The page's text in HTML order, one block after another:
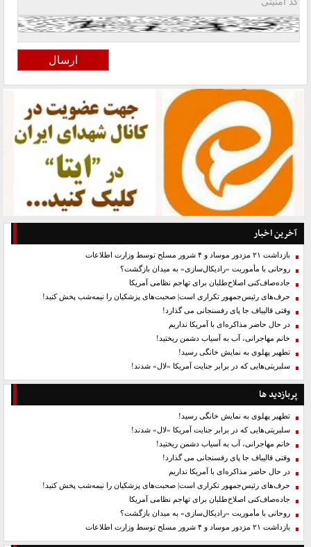
آخرین اخبار
بازداشت ۲۱ مزدور موساد و ۴ شرور مسلح توسط وزارت اطلاعات
روحانی با مأموریت «رادیکال‌سازی» به میدان بازگشت؟
جاده‌صاف‌کنی اصلاح‌طلبان برای تهاجم نظامی آمریکا
حرف‌های رئیس‌جمهور تکراری است| صحبت‌های پزشکیان را نیمه‌شب پخش کنید!
وقتی قالیباف جا پای رفسنجانی می گذارد!
در حال حاضر مذاکره‌ای با آمریکا نداریم
خانم مهاجرانی، آب به آسیاب دشمن ریختید!
تطهیر پهلوی به نمایش خانگی رسید!
سلبریتی‌هایی که در برابر جنایت آمریکا «لال» شدند!
پربازدید ها
تطهیر پهلوی به نمایش خانگی رسید!
سلبریتی‌هایی که در برابر جنایت آمریکا «لال» شدند!
خانم مهاجرانی، آب به آسیاب دشمن ریختید!
وقتی قالیباف جا پای رفسنجانی می گذارد!
در حال حاضر مذاکره‌ای با آمریکا نداریم
حرف‌های رئیس‌جمهور تکراری است| صحبت‌های پزشکیان را نیمه‌شب پخش کنید!
جاده‌صاف‌کنی اصلاح‌طلبان برای تهاجم نظامی آمریکا
روحانی با مأموریت «رادیکال‌سازی» به میدان بازگشت؟
بازداشت ۲۱ مزدور موساد و ۴ شرور مسلح توسط وزارت اطلاعات